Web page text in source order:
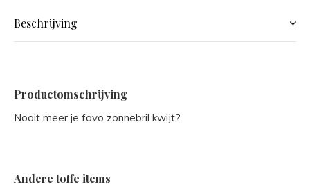
Beschrijving
Productomschrijving
Nooit meer je favo zonnebril kwijt?
Andere toffe items